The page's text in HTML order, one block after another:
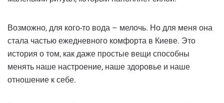
Возможно, для кого-то вода – мелочь. Но для меня она
стала частью ежедневного комфорта в Киеве. Это
история о том, как даже простые вещи способны
менять наше настроение, наше здоровье и наше
отношение к себе.